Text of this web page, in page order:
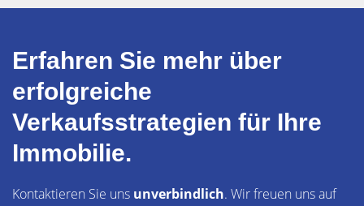
Erfahren Sie mehr über
erfolgreiche
Verkaufsstrategien für Ihre
Immobilie.
Kontaktieren Sie uns unverbindlich. Wir freuen uns auf